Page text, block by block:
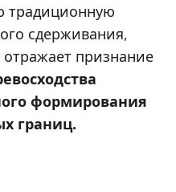
традиционную
сдерживания,
отражает признание
формирования
границ.